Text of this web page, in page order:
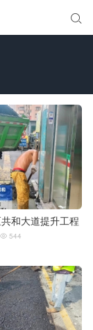

和大道提升工程
 544